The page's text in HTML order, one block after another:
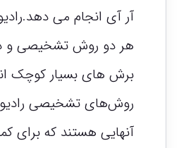
آر آی انجام می
هر دو روش تشخیصی و
برش های بسیار کوچک
روش‌های تشخیصی
آنهایی هستند که برای